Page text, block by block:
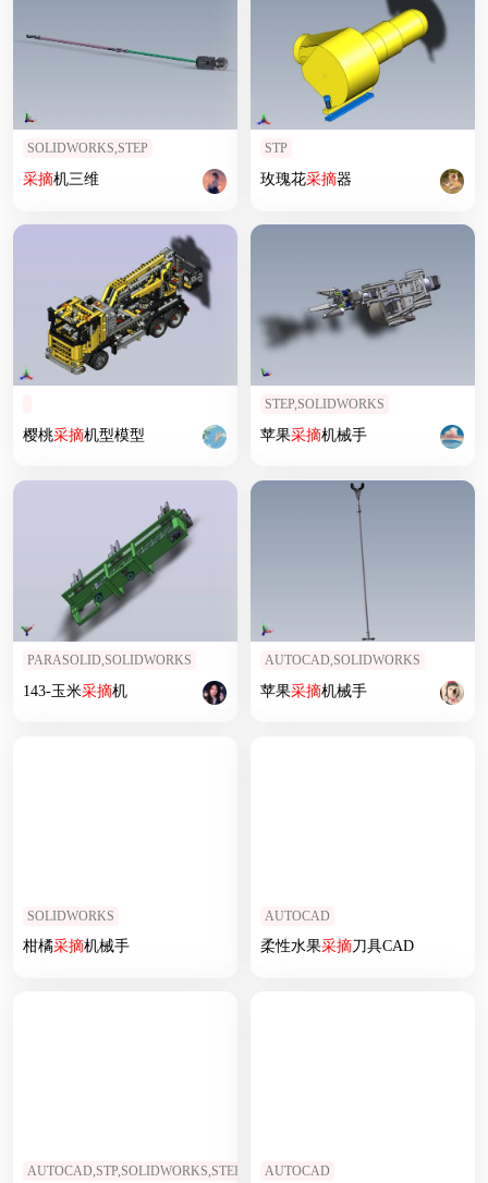
SOLIDWORKS,STEP
采摘机三维
STP
玫瑰花采摘器
樱桃采摘机型模型
STEP,SOLIDWORKS
苹果采摘机械手
PARASOLID,SOLIDWORKS
143-玉米采摘机
AUTOCAD,SOLIDWORKS
苹果采摘机械手
SOLIDWORKS
柑橘采摘机械手
AUTOCAD
柔性水果采摘刀具CAD
AUTOCAD,STP,SOLIDWORKS,STEP AUTOCAD